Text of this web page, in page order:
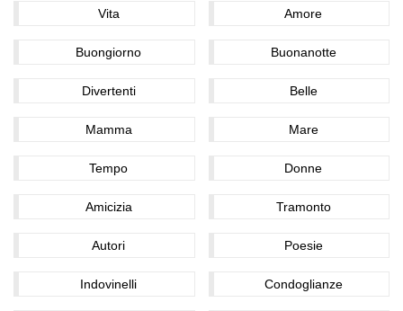
Vita Amore
Buongiorno Buonanotte
Divertenti Belle
Mamma Mare
Tempo Donne
Amicizia Tramonto
Autori Poesie
Indovinelli Condoglianze